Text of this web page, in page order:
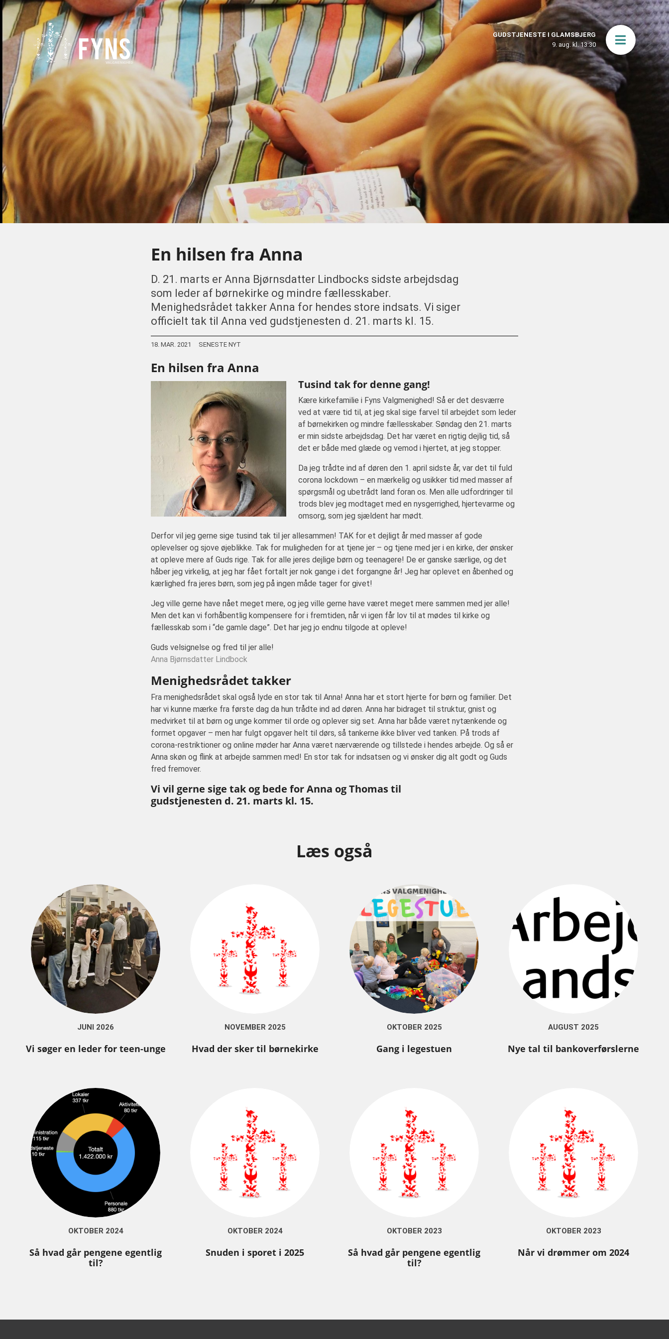
GUDSTJENESTE I GLAMSBJERG
9. aug. kl. 13:30
Åbn
En hilsen fra Anna
D. 21. marts er Anna Bjørnsdatter Lindbocks sidste arbejdsdag
som leder af børnekirke og mindre fællesskaber.
Menighedsrådet takker Anna for hendes store indsats. Vi siger
officielt tak til Anna ved gudstjenesten d. 21. marts kl. 15.
18. MAR. 2021 SENESTE NYT
En hilsen fra Anna
Tusind tak for denne gang!
Kære kirkefamilie i Fyns Valgmenighed! Så er det desværre
ved at være tid til, at jeg skal sige farvel til arbejdet som leder
af børnekirken og mindre fællesskaber. Søndag den 21. marts
er min sidste arbejdsdag. Det har været en rigtig dejlig tid, så
det er både med glæde og vemod i hjertet, at jeg stopper.
Da jeg trådte ind af døren den 1. april sidste år, var det til fuld
corona lockdown – en mærkelig og usikker tid med masser af
spørgsmål og ubetrådt land foran os. Men alle udfordringer til
trods blev jeg modtaget med en nysgerrighed, hjertevarme og
omsorg, som jeg sjældent har mødt.
Derfor vil jeg gerne sige tusind tak til jer allesammen! TAK for et dejligt år med masser af gode
oplevelser og sjove øjeblikke. Tak for muligheden for at tjene jer – og tjene med jer i en kirke, der ønsker
at opleve mere af Guds rige. Tak for alle jeres dejlige børn og teenagere! De er ganske særlige, og det
håber jeg virkelig, at jeg har fået fortalt jer nok gange i det forgangne år! Jeg har oplevet en åbenhed og
kærlighed fra jeres børn, som jeg på ingen måde tager for givet!
Jeg ville gerne have nået meget mere, og jeg ville gerne have været meget mere sammen med jer alle!
Men det kan vi forhåbentlig kompensere for i fremtiden, når vi igen får lov til at mødes til kirke og
fællesskab som i “de gamle dage”. Det har jeg jo endnu tilgode at opleve!
Guds velsignelse og fred til jer alle!
Anna Bjørnsdatter Lindbock
Menighedsrådet takker
Fra menighedsrådet skal også lyde en stor tak til Anna! Anna har et stort hjerte for børn og familier. Det
har vi kunne mærke fra første dag da hun trådte ind ad døren. Anna har bidraget til struktur, gnist og
medvirket til at børn og unge kommer til orde og oplever sig set. Anna har både været nytænkende og
formet opgaver – men har fulgt opgaver helt til dørs, så tankerne ikke bliver ved tanken. På trods af
corona-restriktioner og online møder har Anna været nærværende og tillstede i hendes arbejde. Og så er
Anna skøn og flink at arbejde sammen med! En stor tak for indsatsen og vi ønsker dig alt godt og Guds
fred fremover.
Vi vil gerne sige tak og bede for Anna og Thomas til
gudstjenesten d. 21. marts kl. 15.
Læs også
JUNI 2026
Vi søger en leder for teen-unge
NOVEMBER 2025
Hvad der sker til børnekirke
OKTOBER 2025
Gang i legestuen
AUGUST 2025
Nye tal til bankoverførslerne
OKTOBER 2024
Så hvad går pengene egentlig
til?
OKTOBER 2024
Snuden i sporet i 2025
OKTOBER 2023
Så hvad går pengene egentlig
til?
OKTOBER 2023
Når vi drømmer om 2024